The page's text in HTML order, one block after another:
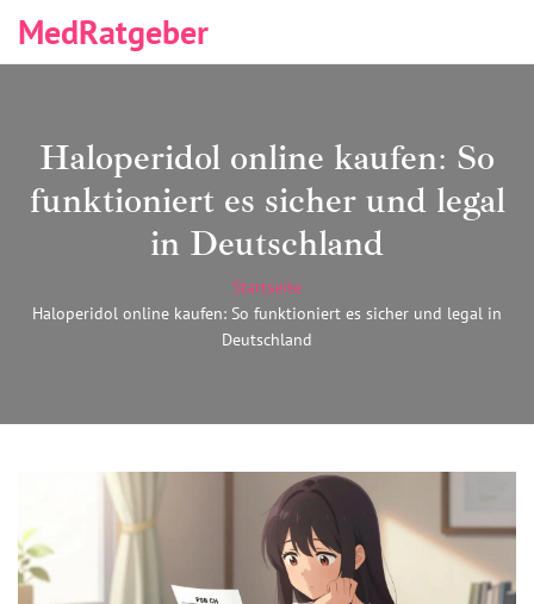
MedRatgeber
Haloperidol online kaufen: So
funktioniert es sicher und legal
in Deutschland
Startseite
Haloperidol online kaufen: So funktioniert es sicher und legal in
Deutschland